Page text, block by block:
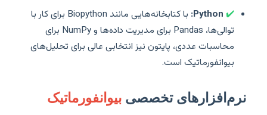
✔️
Python:
با کتابخانه‌هایی مانند Biopython برای کار با
توالی‌ها، Pandas برای مدیریت داده‌ها و NumPy برای
محاسبات عددی، پایتون نیز انتخابی عالی برای تحلیل‌های
بیوانفورماتیک است.
نرم‌افزارهای تخصصی بیوانفورماتیک